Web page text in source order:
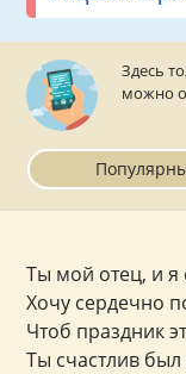
Здесь
можно
Ты мой отец, и я
Хочу сердечно
Чтоб праздник
Ты счастлив